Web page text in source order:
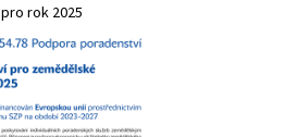
pro rok 2025